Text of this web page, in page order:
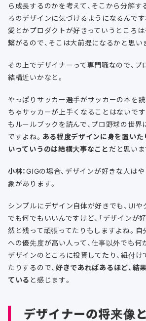
ら成長するのかを考えて、そこから分解す
ろのデザインに気づけるようになるんで
愛とかプロダクトが好きっていうところ
繋がるので、そこは大前提になるかと思い
その上でデザイナーって専門職なので、
結構近いかなと。
やっぱりサッカー選手がサッカーの本を
ちゃサッカーが上手くなることはないで
もルールブックを読んで、プロ野球の世
ですよね。 ある程度デザインに身を置いた
いっていうのは結構大事なこと だと思いま
小林： GIGの場合、デザインが好きな人は
象があります。
シンプルにデザイン自体が好きでも、UI
でも何でもいいんですけど、「デザインが
然と残って頑張ってたりもしますよね。
への優先度が高い人って、仕事以外でも
デザインのところに投資してたり、紐付
たりするので、 好きであればあるほど、結
ている と感じます。
デザイナーの将来像